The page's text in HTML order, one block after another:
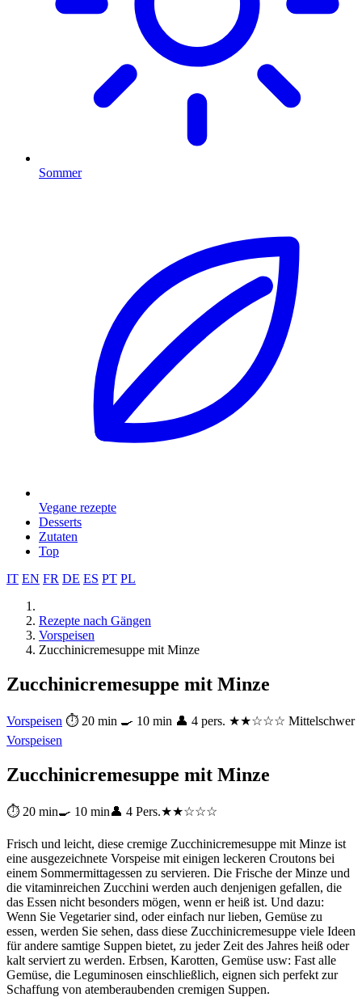
Sommer
Vegane rezepte
Desserts
Zutaten
Top
IT EN FR DE ES PT PL
Rezepte nach Gängen
Vorspeisen
Zucchinicremesuppe mit Minze
Zucchinicremesuppe mit Minze
Vorspeisen ⏱ 20 min 🍳 10 min 👤 4 pers. ★★☆☆☆ Mittelschwer
Vorspeisen
Zucchinicremesuppe mit Minze
⏱ 20 min🍳 10 min👤 4 Pers.★★☆☆☆
Frisch und leicht, diese cremige Zucchinicremesuppe mit Minze ist
eine ausgezeichnete Vorspeise mit einigen leckeren Croutons bei
einem Sommermittagessen zu servieren. Die Frische der Minze und
die vitaminreichen Zucchini werden auch denjenigen gefallen, die
das Essen nicht besonders mögen, wenn er heiß ist. Und dazu:
Wenn Sie Vegetarier sind, oder einfach nur lieben, Gemüse zu
essen, werden Sie sehen, dass diese Zucchinicremesuppe viele Ideen
für andere samtige Suppen bietet, zu jeder Zeit des Jahres heiß oder
kalt serviert zu werden. Erbsen, Karotten, Gemüse usw: Fast alle
Gemüse, die Leguminosen einschließlich, eignen sich perfekt zur
Schaffung von atemberaubenden cremigen Suppen.